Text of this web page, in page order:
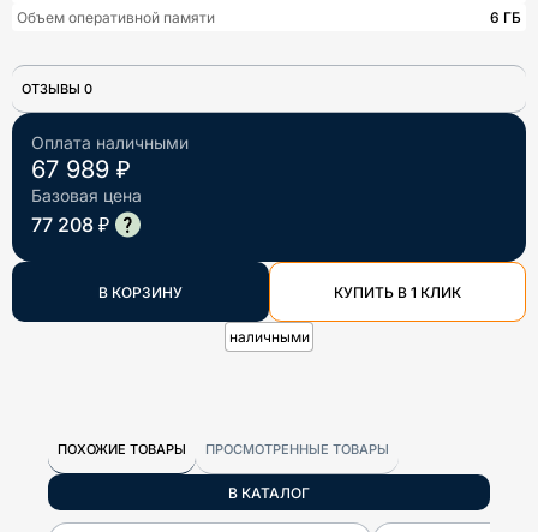
Оплата наличными
67 989 ₽
Базовая цена
77 208 ₽
В КОРЗИНУ КУПИТЬ В 1 КЛИК
наличными
Объем оперативной памяти
6 ГБ
ОТЗЫВЫ 0
ПОХОЖИЕ ТОВАРЫ ПРОСМОТРЕННЫЕ ТОВАРЫ
В КАТАЛОГ